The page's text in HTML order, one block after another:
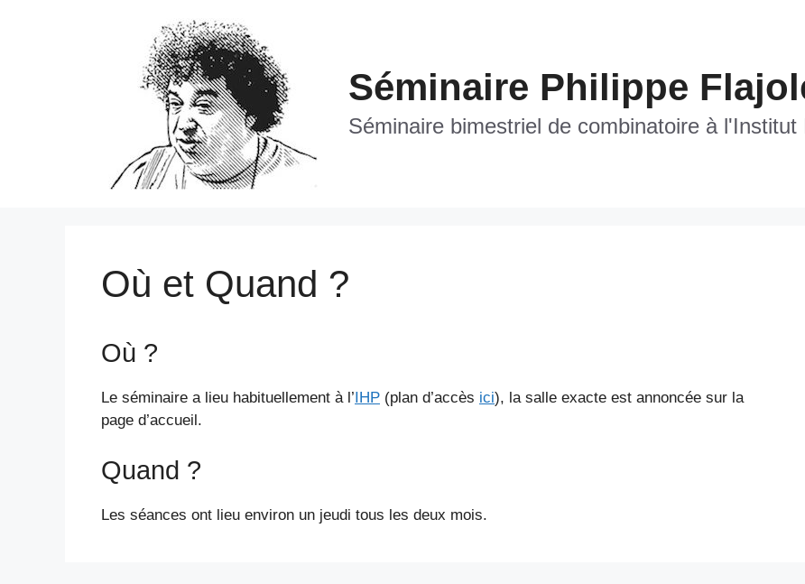
Séminaire Philippe
Séminaire bimestriel de combinatoire à l'Institut
Où et Quand ?
Où ?
Le séminaire a lieu habituellement à l’IHP (plan d’accès ici), la salle exacte est annoncée sur la
page d’accueil.
Quand ?
Les séances ont lieu environ un jeudi tous les deux mois.